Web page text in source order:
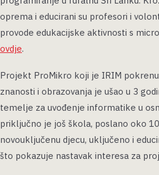
oprema i educirani su profesori i
provode edukacijske aktivnosti s
ovdje.
Projekt ProMikro koji je IRIM
znanosti i obrazovanja je ušao u 3
temelje za uvođenje informatike u
priključno je još škola, poslano oko
novouključenu djecu, uključeno i
što pokazuje nastavak interesa za